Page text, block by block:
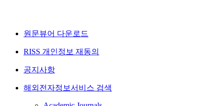
원문뷰어 다운로드
RISS 개인정보 재동의
공지사항
해외전자정보서비스 검색